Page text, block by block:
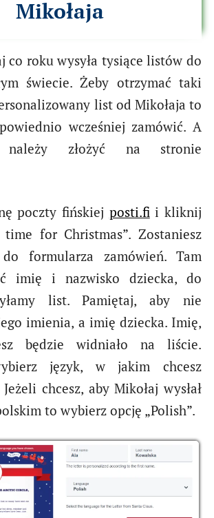
Mikołaja
co roku wysyła tysiące listów do
świecie. Żeby otrzymać taki
list od Mikołaja to
wcześniej zamówić. A
należy złożyć na stronie
poczty fińskiej posti.fi i kliknij
for Christmas”. Zostaniesz
formularza zamówień. Tam
imię i nazwisko dziecka, do
list. Pamiętaj, aby nie
imienia, a imię dziecka. Imię,
będzie widniało na liście.
język, w jakim chcesz
chcesz, aby Mikołaj wysłał
to wybierz opcję „Polish”.